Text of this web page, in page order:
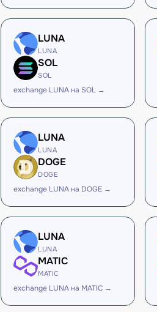
LUNA
LUNA
SOL
SOL
exchange LUNA на SOL →
LUNA
LUNA
DOGE
DOGE
exchange LUNA на DOGE →
LUNA
LUNA
MATIC
MATIC
exchange LUNA на MATIC →